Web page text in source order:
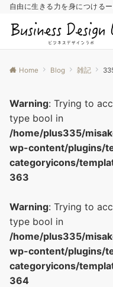
自由に生きる力を身につける
Home Blog 雑記
Warning: Trying to
type bool in
/home/plus335/
wp-content/plugins/
categoryicons/
363
Warning: Trying to
type bool in
/home/plus335/
wp-content/plugins/
categoryicons/
364